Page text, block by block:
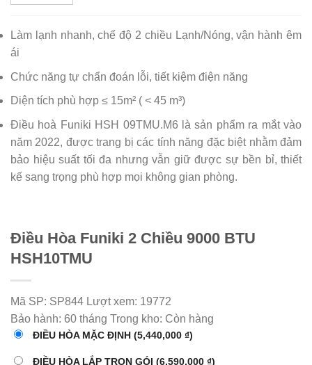
Làm lạnh nhanh, chế độ 2 chiều Lạnh/Nóng, vận hành êm
ái
Chức năng tự chẩn đoán lỗi, tiết kiệm điện năng
Diện tích phù hợp ≤ 15m² ( < 45 m³)
Điều hoà Funiki HSH 09TMU.M6 là sản phẩm ra mắt vào
năm 2022, được trang bị các tính năng đặc biệt nhằm đảm
bảo hiệu suất tối đa nhưng vẫn giữ được sự bền bỉ, thiết
kế sang trọng phù hợp mọi không gian phòng.
Điều Hòa Funiki 2 Chiều 9000 BTU
HSH10TMU
Mã SP: SP844 Lượt xem: 19772
Bảo hành: 60 tháng Trong kho: Còn hàng
ĐIỀU HÒA MẶC ĐỊNH (5,440,000 ₫)
ĐIỀU HÒA LẮP TRỌN GÓI (6,590,000 ₫)